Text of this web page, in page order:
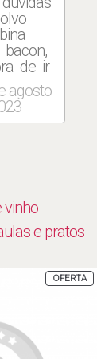
de ir
(Rua
o
frito
o
agosto
vinho
e pratos
OFERTA